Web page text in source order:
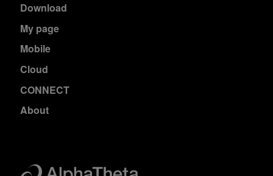
Download
My page
Mobile
Cloud
CONNECT
About